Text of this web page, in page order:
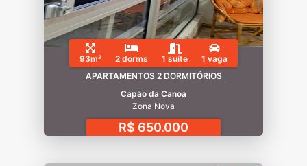
93m² 2 dorms 1 suíte
1 vaga
APARTAMENTOS 2 DORMITÓRIOS
Capão da Canoa
Zona Nova
R$ 650.000